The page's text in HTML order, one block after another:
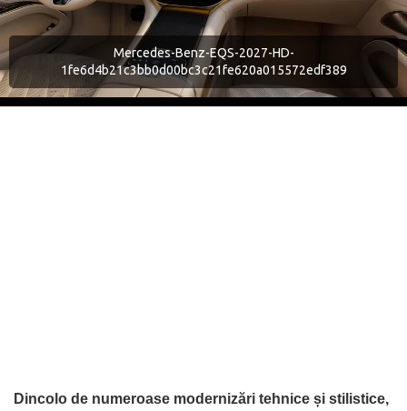
Mercedes-Benz-EQS-2027-HD-
1fe6d4b21c3bb0d00bc3c21fe620a015572edf389
Dincolo de numeroase modernizări tehnice și stilistice,